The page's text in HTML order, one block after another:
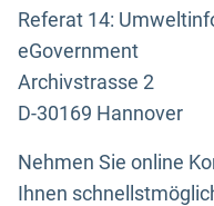
Referat 14:
eGovernment
Archivstrasse 2
D-30169 Hannover
Nehmen Sie online
Ihnen